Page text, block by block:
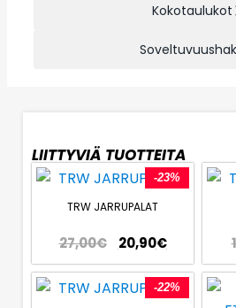
Kokotaulukot
LIITTYVIÄ TUOTTEITA
-23%
TRW JARRUPALAT
27,00€ 20,90€
-22%